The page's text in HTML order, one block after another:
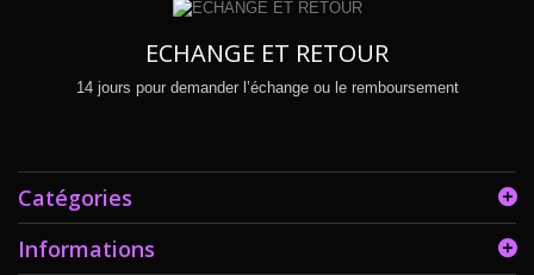
ECHANGE ET RETOUR
14 jours pour demander l’échange ou le remboursement
Catégories
Informations